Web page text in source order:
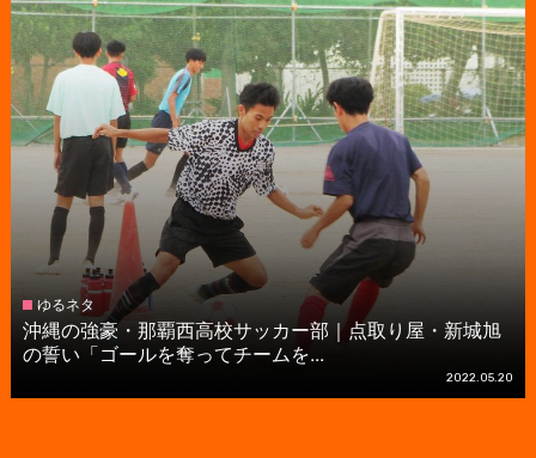
ゆるネタ
沖縄の強豪・那覇西高校サッカー部｜点取り屋・新城旭
の誓い「ゴールを奪ってチームを...
2022.05.20